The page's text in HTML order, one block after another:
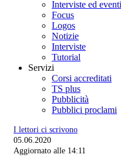
Interviste ed eventi
Focus
Logos
Notizie
Interviste
Tutorial
Servizi
Corsi accreditati
TS plus
Pubblicità
Pubblici proclami
I lettori ci scrivono
05.06.2020
Aggiornato alle 14:11